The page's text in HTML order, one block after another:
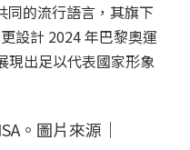
同的流行語言，其旗下
設計 2024 年巴黎奧運
現出足以代表國家形象